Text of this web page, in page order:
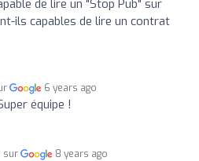
de lire un "Stop Pub" sur
ils capables de lire un contrat
6 years ago
équipe !
sur 8 years ago